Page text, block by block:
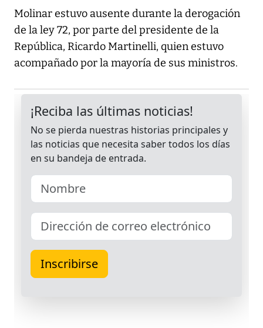
Molinar estuvo ausente durante la derogación
de la ley 72, por parte del presidente de la
República, Ricardo Martinelli, quien estuvo
acompañado por la mayoría de sus ministros.